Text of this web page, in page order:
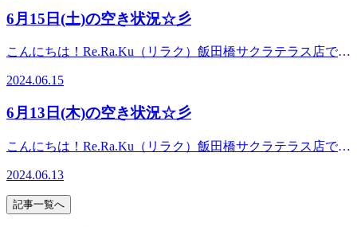
す☆ーーーーーーーーーーーー/マッサージのように気持ち
がいい肩甲骨ストレッチで、いつまでも健康で疲れづらいお
身体づくりをサポート致します！”予防”のボディケアを始め
てみませんか
大人気のリラクゼーションスタジオ☆☆店内は広々とした空
持込み(横付け)でご利用頂けます！☆【アクセス】JR飯田橋
東西線飯田橋駅、南北線飯田橋駅、都営地下鉄大江戸線飯田
橋駅 からご来店いただけます♪神楽坂、九段下からもアクセ
ス良好☆【営業時間】平日 12:30～21:00(最終受付20:30)土日
祝 11:00～21:00(最終受付20:30)【場所】JR中央線 飯田橋駅西
口またはメトロ地上出口のB2aから徒歩3分!飯田橋サクラテ
ラスの1階にございます☆
21:00（最終受付20:30)《Re.Ra.Ku 飯田橋サクラテラス店》
☆飯田橋・神楽坂・九段下エリアで大人気のリラクゼーショ
ンスタジオ☆☆店内は広々とした空間がございますので、店
頂けます！☆【アクセス】JR飯田橋駅新西口改札から徒歩3
飯田橋駅、都営地下鉄大江戸線飯田橋駅 からご来店いただ
平日 12:30～21:00(最終受付20:30)土日祝 11:00～21:00(最終受
口のB2aから徒歩3分!飯田橋サクラテラスの1階にございます
☆
して日頃の疲れを癒してください。Re.Ra.Ku でお身体をほ
ぐすのはいかがですか？ボディケアにオプションの「肩くび
(^^)/本日も、皆様のご来店を心よりお待ちしておりま
す。 ★今日の空き時間はこちら！12:50～21:00（最終受付
坂・九段下エリアで大人気のリラクゼーションスタジオ☆☆
店内は広々とした空間がございますので、店内状況にもより
ますがベビーカーの持込み(横付け)でご利用頂けます！
トロ有楽町線飯田橋駅、東西線飯田橋駅、南北線飯田橋駅、
坂、九段下からもアクセス良好☆【営業時間】平日 12:30
6月15日(土)の空き状況☆彡
こんにちは！Re.Ra.Ku（リラク）飯田橋サクラテラス店で
💦汗ばむ季節の体調管理に、しばし日常を離れてRe.Ra.Ku
で、ゆ～ったり深呼吸をしてリラックスしてください～
(*^^*)フットケアの後のボディケアは、最高に気持ちいいで
適なメニューをご案内させていただきます。どうぞ、お気軽
にご相談下さいませ(^^)/本日も、皆様のご来店を心よりお待
ちしております。★今日の空き時間はこちら！15:10～
16:0017:15～21:00（最終受付20:30)《Re.Ra.Ku 飯田橋サクラ
テラス店》☆飯田橋・神楽坂・九段下エリアで大人気のリラ
2024.06.15
6月13日(木)の空き状況☆彡
こんにちは！Re.Ra.Ku（リラク）飯田橋サクラテラス店で
ただきましたが、長らくご愛顧をいただきました当
「Re.Ra.Ku 飯田橋サクラテラス店」が6/28（火）21時を持ち
まして、閉店させていただくこととなりました。日頃からの
2024.06.13
記事一覧へ